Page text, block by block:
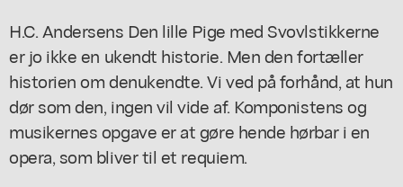
H.C. Andersens Den lille Pige med Svovlstikkerne
er jo ikke en ukendt historie. Men den fortæller
historien omdenukendte. Vi ved på forhånd, at hun
dør som den, ingen vil vide af. Komponistens og
musikernes opgave er at gøre hende hørbar i en
opera, som bliver til et requiem.